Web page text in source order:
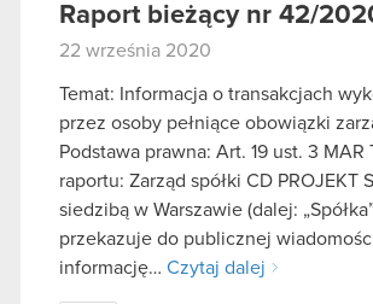
Raport bieżący nr 42/
22 września 2020
Temat: Informacja o transakcjach
przez osoby pełniące obowiązki
Podstawa prawna: Art. 19 ust. 3 MAR
raportu: Zarząd spółki CD PROJEKT
siedzibą w Warszawie (dalej:
przekazuje do publicznej
informację… Czytaj dalej